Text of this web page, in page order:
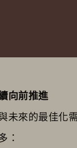
向前推進
未來的最佳化
：